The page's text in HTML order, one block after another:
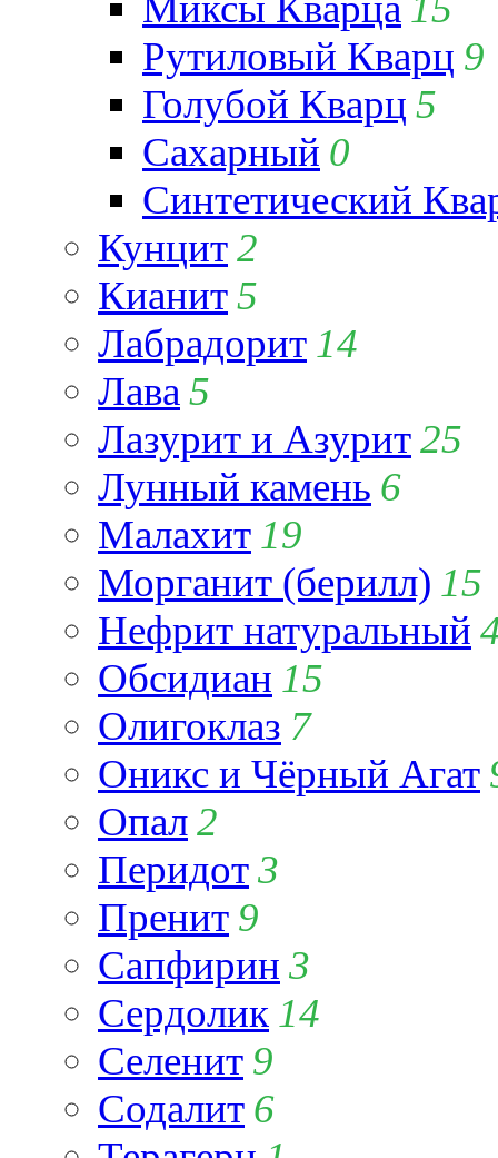
Рутиловый Кварц 9
Голубой Кварц 5
Сахарный 0
Синтетический
Кунцит2
Кианит5
Лабрадорит 14
Лава 5
Лазурит и Азурит25
Лунный камень 6
Малахит 19
Морганит (берилл) 15
Нефрит натуральный
Обсидиан 15
Олигоклаз 7
Оникс и Чёрный Агат
Опал2
Перидот3
Пренит 9
Сапфирин 3
Сердолик 14
Селенит 9
Содалит 6